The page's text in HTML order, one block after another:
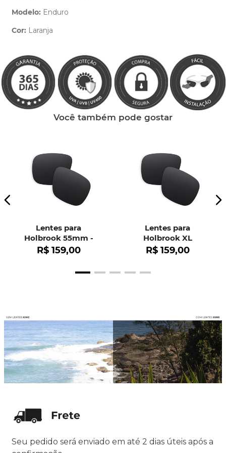
Modelo: Enduro
Cor: Laranja
Você também pode gostar
Lentes para
Holbrook 55mm -
OO9102
R$ 159,00
Lentes para
Holbrook XL
R$ 159,00
Seu pedido será enviado em até 2 dias úteis após a